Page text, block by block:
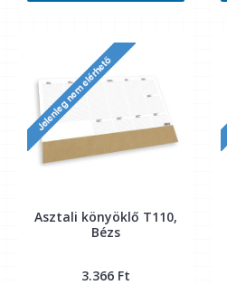
Asztali könyöklő T110,
Bézs
3.366 Ft